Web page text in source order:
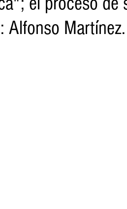
Turismo Sader DIF
Alfonso Martínez.